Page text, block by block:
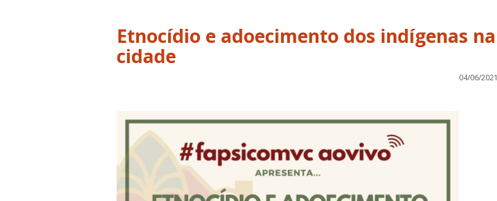
Etnocídio e adoecimento dos indígenas na
cidade
04/06/2021